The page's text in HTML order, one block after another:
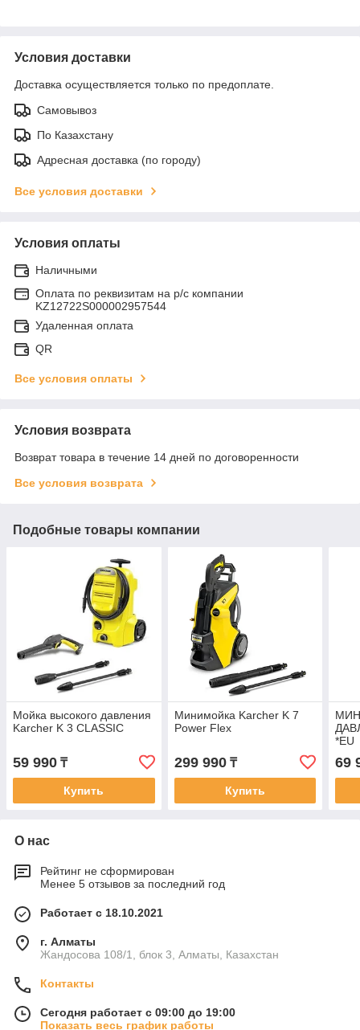
Условия доставки
Доставка осуществляется только по предоплате.
Самовывоз
По Казахстану
Адресная доставка (по городу)
Все условия доставки
Условия оплаты
Наличными
Оплата по реквизитам на р/с компании
KZ12722S000002957544
Удаленная оплата
QR
Все условия оплаты
Условия возврата
Возврат товара в течение 14 дней по договоренности
Все условия возврата
Подобные товары компании
Мойка высокого давления
Karcher K 3 CLASSIC
59 990 ₸
Купить
Минимойка Karcher K 7
Power Flex
299 990₸
Купить
*EU
69
О нас
Рейтинг не сформирован
Менее 5 отзывов за последний год
Работает с 18.10.2021
г. Алматы
Жандосова 108/1, блок 3, Алматы, Казахстан
Контакты
Сегодня работает с 09:00 до 19:00
Показать весь график работы